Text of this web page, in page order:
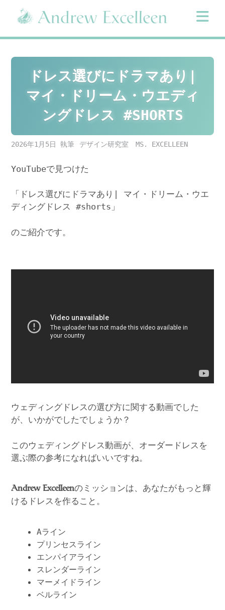
content
ドレス選びにドラマあり|
マイ・ドリーム・ウエディ
ングドレス #SHORTS
2026年1月5日 デザイン研究室 MS. EXCELLEEN
YouTubeで見つけた
「ドレス選びにドラマあり| マイ・ドリーム・ウエ
ディングドレス #shorts」
のご紹介です。
ウェディングドレスの選び方に関する動画でした
が、いかがでしたでしょうか？
このウェディングドレス動画が、オーダードレスを
選ぶ際の参考になればいいですね。
Andrew Excelleenのミッションは、あなたがもっと輝
けるドレスを作ること。
Aライン
プリンセスライン
エンパイアライン
スレンダーライン
マーメイドライン
ベルライン